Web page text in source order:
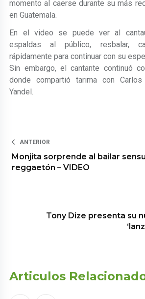
momento al caerse durante su más
en Guatemala.
En el video se puede ver al
espaldas al público, resbalar,
rápidamente para continuar con su
Sin embargo, el cantante continuó
donde compartió tarima con
Yandel.
ANTERIOR
Monjita sorprende al bailar
reggaetón – VIDEO
Tony Dize presenta su
Articulos